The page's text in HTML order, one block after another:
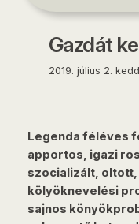
Gazdát
2019. július 2. kedd
Legenda féléves
apportos, igazi
szocializált,
kölyöknevelési
sajnos